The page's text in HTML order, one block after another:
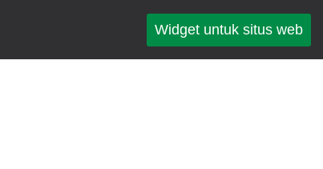
Widget untuk situs web